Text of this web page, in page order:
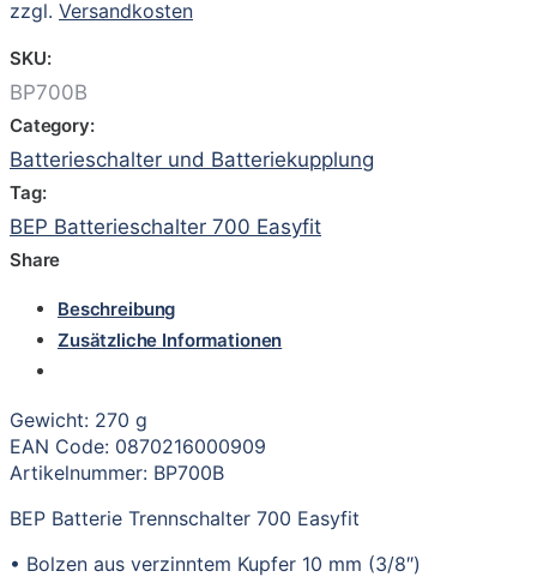
zzgl. Versandkosten
SKU:
BP700B
Category:
Batterieschalter und Batteriekupplung
Tag:
BEP Batterieschalter 700 Easyfit
Share
Beschreibung
Zusätzliche Informationen
Gewicht: 270 g
EAN Code: 0870216000909
Artikelnummer: BP700B
BEP Batterie Trennschalter 700 Easyfit
• Bolzen aus verzinntem Kupfer 10 mm (3/8″)